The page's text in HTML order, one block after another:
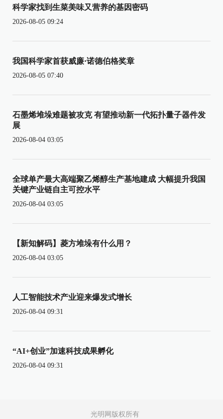
科学家找到生菜美味又营养的基因密码
2026-08-05 09:24
我国科学家首获威廉·诺德伯格奖章
2026-08-05 07:40
石墨烯堆垛难题被攻克 有望推动新一代拓扑量子器件发
展
2026-08-04 03:05
全球单产最大高端聚乙烯醇生产基地建成 大幅提升我国
关键产业链自主可控水平
2026-08-04 03:05
【新知解码】菱方堆垛有什么用？
2026-08-04 03:05
人工智能技术产业迎来爆发式增长
2026-08-04 09:31
“AI+创业”加速科技成果孵化
2026-08-04 09:31
光明网版权所有